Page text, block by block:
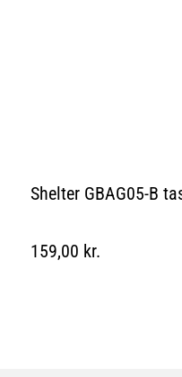
Shelter GBAG05-B
159,00 kr.